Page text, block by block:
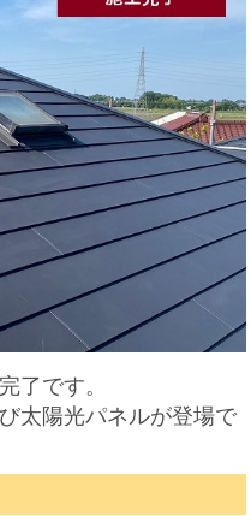
了です。
太陽光パネルが登場で